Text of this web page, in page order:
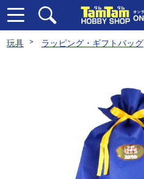
玩具 ラッピング・ギフトバッグ